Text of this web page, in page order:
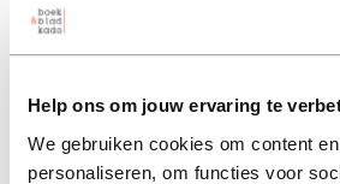
Help ons om jouw ervaring te
We gebruiken cookies om content
personaliseren, om functies voor